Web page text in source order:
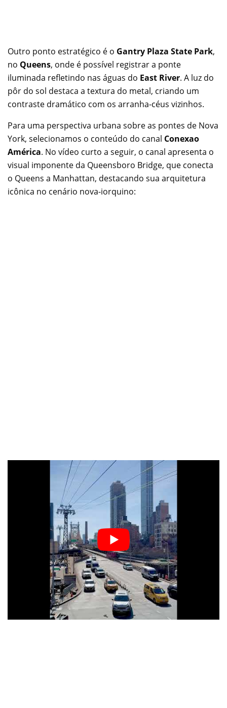
Outro ponto estratégico é o Gantry Plaza State Park,
no Queens, onde é possível registrar a ponte
iluminada refletindo nas águas do East River. A luz do
pôr do sol destaca a textura do metal, criando um
contraste dramático com os arranha-céus vizinhos.
Para uma perspectiva urbana sobre as pontes de Nova
York, selecionamos o conteúdo do canal Conexao
América. No vídeo curto a seguir, o canal apresenta o
visual imponente da Queensboro Bridge, que conecta
o Queens a Manhattan, destacando sua arquitetura
icônica no cenário nova-iorquino: